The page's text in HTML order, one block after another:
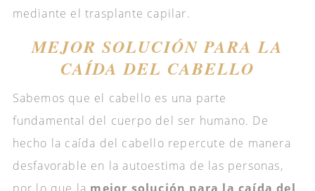
mediante el trasplante capilar.
MEJOR SOLUCIÓN PARA LA
CAÍDA DEL CABELLO
Sabemos que el cabello es una parte
fundamental del cuerpo del ser humano. De
hecho la caída del cabello repercute de manera
desfavorable en la autoestima de las personas,